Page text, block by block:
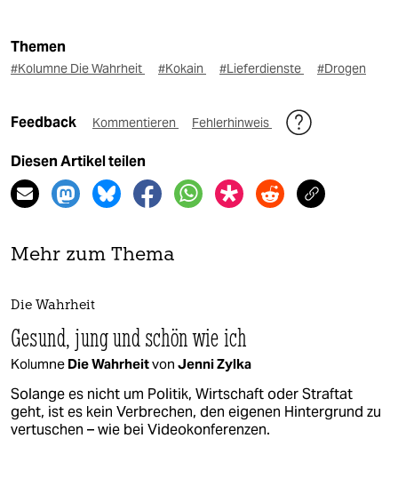
Themen
#Kolumne Die Wahrheit #Kokain #Lieferdienste #Drogen
Feedback Kommentieren Fehlerhinweis
Diesen Artikel teilen
Mehr zum Thema
Die Wahrheit
Gesund, jung und schön wie ich
Kolumne Die Wahrheitvon Jenni Zylka
Solange es nicht um Politik, Wirtschaft oder Straftat
geht, ist es kein Verbrechen, den eigenen Hintergrund zu
vertuschen – wie bei Videokonferenzen.